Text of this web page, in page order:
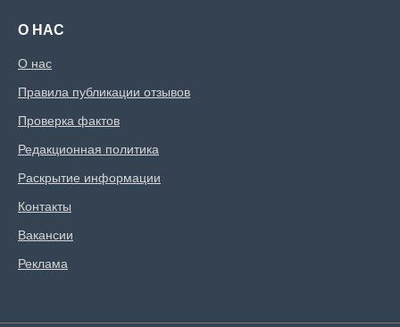
О НАС
О нас
Правила публикации отзывов
Проверка фактов
Редакционная политика
Раскрытие информации
Контакты
Вакансии
Реклама